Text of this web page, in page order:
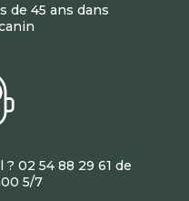
de 45 ans dans
02 54 88 29 61 de
5/7